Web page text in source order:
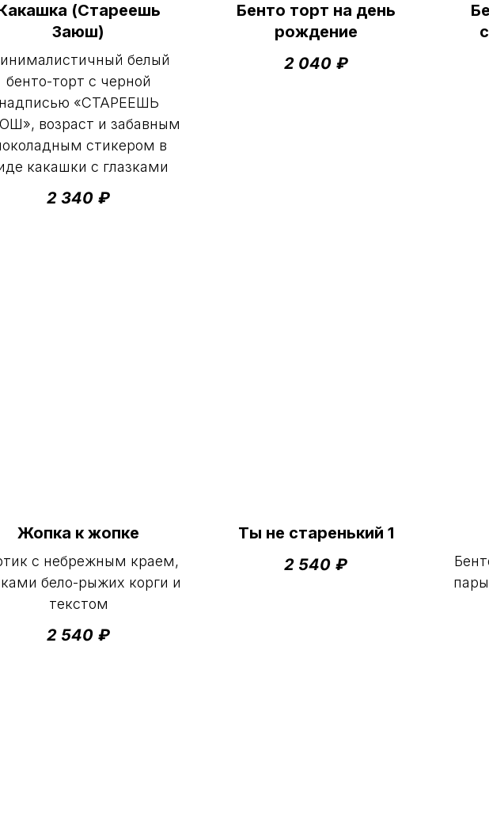
(Стареешь
Заюш)
белый
бенто-торт с черной
«СТАРЕЕШЬ
возраст и забавным
стикером в
какашки с глазками
2 340 ₽
Бенто торт на день
рождение
2 040 ₽
Жопка к жопке
с небрежным краем,
бело-рыжих корги и
текстом
2 540 ₽
Ты не старенький 1
2 540 ₽